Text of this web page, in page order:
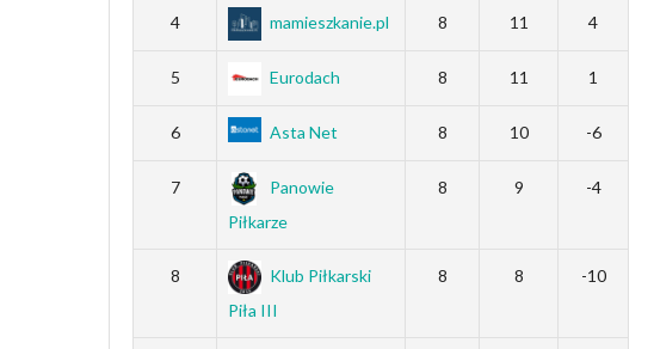
4 mamieszkanie.pl 8 11 4
5 Eurodach 8 11 1
6 Asta Net 8 10 -6
7
Panowie
Piłkarze
8 9 -4
8
Klub Piłkarski
Piła III
8 8 -10